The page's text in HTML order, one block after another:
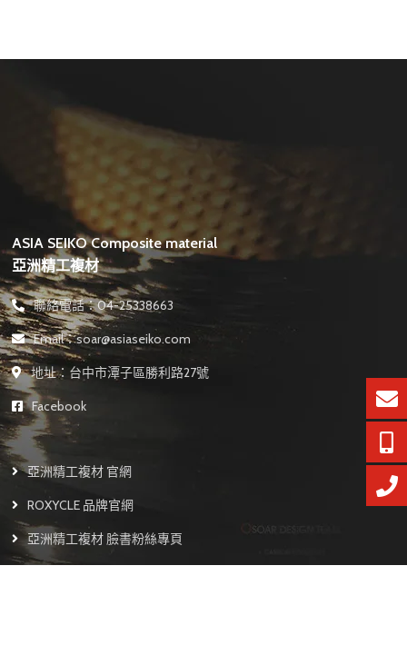
ASIA SEIKO Composite material
亞洲精工複材
聯絡電話：04-25338663
Email：soar@asiaseiko.com
地址：台中市潭子區勝利路27號
Facebook
亞洲精工複材 官網
ROXYCLE 品牌官網
亞洲精工複材 臉書粉絲專頁